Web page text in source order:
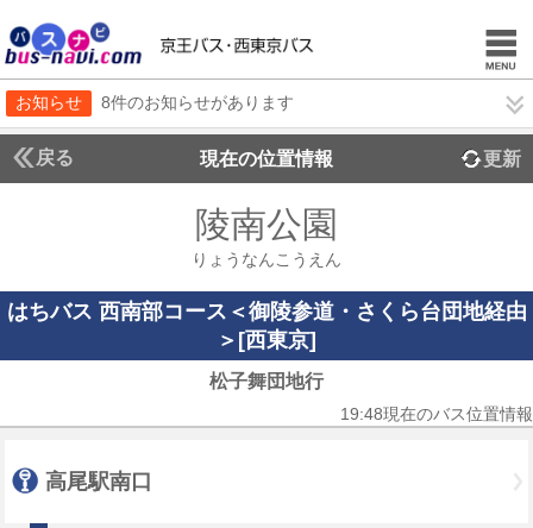
お知らせ 8件のお知らせがあります
戻る 現在の位置情報 更新
陵南公園
りょうなんこうえん
はちバス 西南部コース＜御陵参道・さくら台団地経由
＞[西東京]
松子舞団地行
19:48現在のバス位置情報
高尾駅南口